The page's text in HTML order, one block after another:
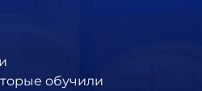
обучили